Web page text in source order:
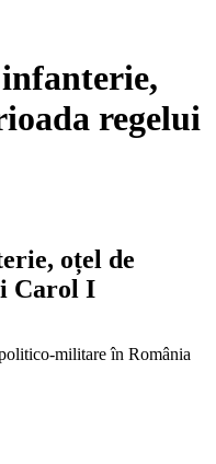
regelui
oțel de
Carol I
militare în România